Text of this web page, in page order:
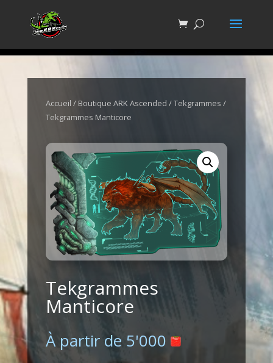
Accueil / Boutique ARK Ascended /Tekgrammes /
Tekgrammes Manticore
Tekgrammes
Manticore
À partir de 5'000